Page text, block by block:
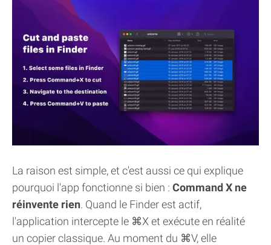
La raison est simple, et c'est aussi ce qui explique
pourquoi l'app fonctionne si bien : Command X ne
réinvente rien. Quand le Finder est actif,
l'application intercepte le ⌘X et exécute en réalité
un copier classique. Au moment du ⌘V, elle